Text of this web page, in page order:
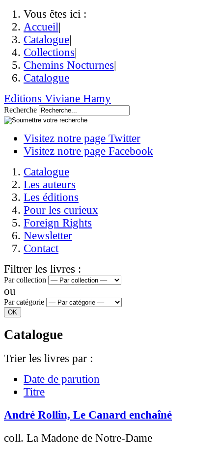
Vous êtes ici :
Accueil|
Catalogue|
Collections|
Chemins Nocturnes|
Catalogue
Editions Viviane Hamy
Recherche
Visitez notre page Twitter
Visitez notre page Facebook
Catalogue
Les auteurs
Les éditions
Pour les curieux
Foreign Rights
Newsletter
Contact
Filtrer les livres :
Par collection
ou
Par catégorie
Catalogue
Trier les livres par :
Date de parution
Titre
André Rollin, Le Canard enchaîné
coll. La Madone de Notre-Dame